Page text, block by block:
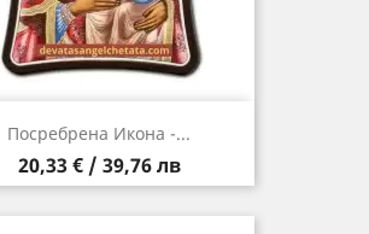
Посребрена Икона -...
Цена
20,33 € / 39,76 лв